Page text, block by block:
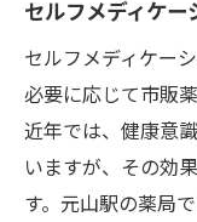
セルフメディケ
セルフメディケー
必要に応じて市販
近年では、健康意
いますが、その効
す。元山駅の薬局